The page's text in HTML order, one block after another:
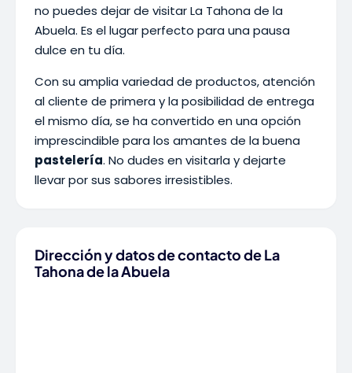
no puedes dejar de visitar La Tahona de la
Abuela. Es el lugar perfecto para una pausa
dulce en tu día.
Con su amplia variedad de productos, atención
al cliente de primera y la posibilidad de entrega
el mismo día, se ha convertido en una opción
imprescindible para los amantes de la buena
pastelería. No dudes en visitarla y dejarte
llevar por sus sabores irresistibles.
Dirección y datos de contacto de La
Tahona de la Abuela